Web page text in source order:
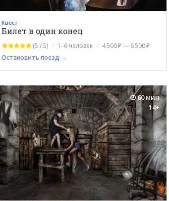
Квест
Билет в один конец
(5 / 5) 1–6 человек
4 500 ₽ — 6 500 ₽
Остановить поезд →
60 мин
14+